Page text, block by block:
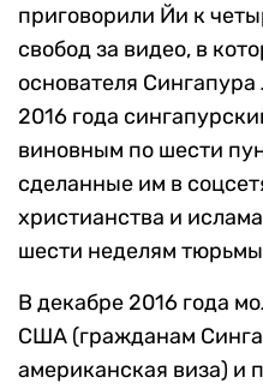
приговорили Йи к
свобод за видео, в
основателя
2016 года
виновным по шести
сделанные им в
христианства и
шести неделям
В декабре 2016 года
США (гражданам
американская виза) и